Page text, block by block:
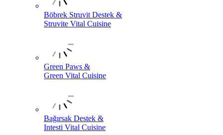
Böbrek Struvit Destek &
Struvite Vital Cuisine
Green Paws &
Green Vital Cuisine
Bağırsak Destek &
Intesti Vital Cuisine